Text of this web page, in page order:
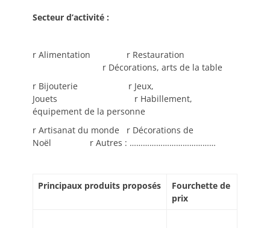
Secteur d’activité :
r Alimentation r Restauration
r Décorations, arts de la table
r Bijouterie r Jeux,
Jouets r Habillement,
équipement de la personne
r Artisanat du monde r Décorations de
Noël r Autres : …………………………………
Principaux produits proposés
Fourchette de
prix